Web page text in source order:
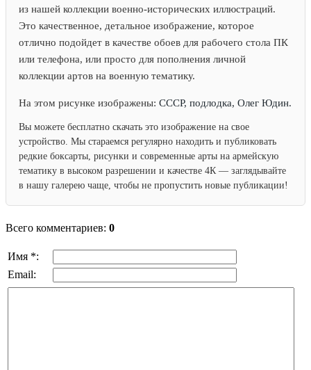
из нашей коллекции военно-исторических иллюстраций.
Это качественное, детальное изображение, которое
отлично подойдет в качестве обоев для рабочего стола ПК
или телефона, или просто для пополнения личной
коллекции артов на военную тематику.
На этом рисунке изображены: СССР, подлодка, Олег Юдин.
Вы можете бесплатно скачать это изображение на свое
устройство. Мы стараемся регулярно находить и публиковать
редкие боксарты, рисунки и современные арты на армейскую
тематику в высоком разрешении и качестве 4К — заглядывайте
в нашу галерею чаще, чтобы не пропустить новые публикации!
Всего комментариев: 0
Имя *:
Email: